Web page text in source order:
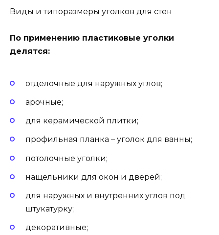
Виды и типоразмеры уголков для стен
По применению пластиковые уголки
делятся:
отделочные для наружных углов;
арочные;
для керамической плитки;
профильная планка – уголок для ванны;
потолочные уголки;
нащельники для окон и дверей;
для наружных и внутренних углов под
штукатурку;
декоративные;